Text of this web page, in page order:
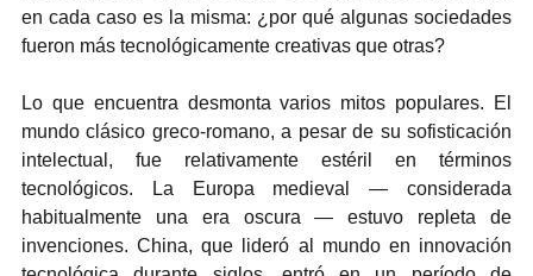
en cada caso es la misma: ¿por qué algunas sociedades
fueron más tecnológicamente creativas que otras?
Lo que encuentra desmonta varios mitos populares. El
mundo clásico greco-romano, a pesar de su sofisticación
intelectual, fue relativamente estéril en términos
tecnológicos. La Europa medieval — considerada
habitualmente una era oscura — estuvo repleta de
invenciones. China, que lideró al mundo en innovación